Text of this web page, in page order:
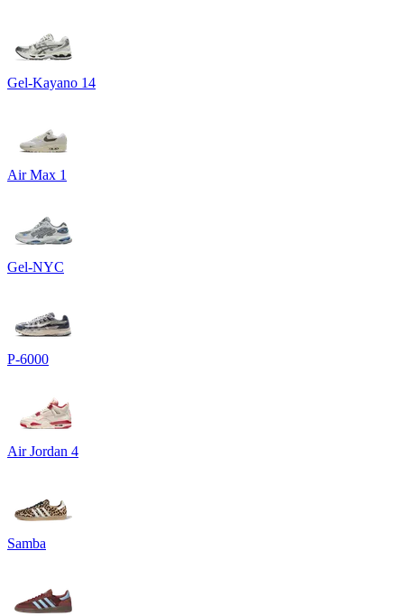
Gel-Kayano 14
Air Max 1
Gel-NYC
P-6000
Air Jordan 4
Samba